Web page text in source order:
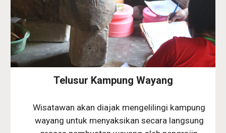
Telusur Kampung Wayang
Wisatawan akan diajak mengelilingi kampung
wayang untuk menyaksikan secara langsung